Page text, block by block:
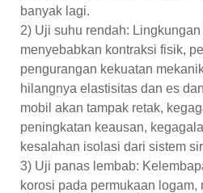
banyak lagi.
2) Uji suhu rendah:
menyebabkan kontraksi fisik,
pengurangan kekuatan
hilangnya elastisitas dan es
mobil akan tampak retak,
peningkatan keausan,
kesalahan isolasi dari sistem
3) Uji panas lembab:
korosi pada permukaan logam,